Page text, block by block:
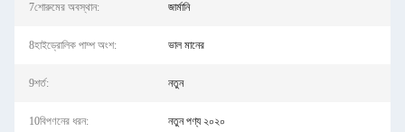
7শোরুমের অবস্থান: জার্মানি
8হাইড্রোলিক পাম্প অংশ: ভাল মানের
9শর্ত: নতুন
10বিপণনের ধরন: নতুন পণ্য ২০২০